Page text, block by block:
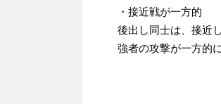
・接近戦が一方的
後出し同士は、接近
強者の攻撃が一方的